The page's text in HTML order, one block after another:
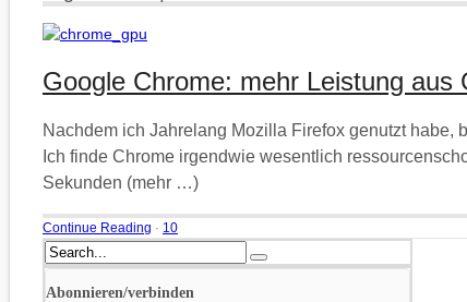
Google Chrome: mehr Leistung aus
Nachdem ich Jahrelang Mozilla Firefox genutzt habe,
Ich finde Chrome irgendwie wesentlich
Sekunden (mehr …)
Continue Reading · 10
Abonnieren/verbinden